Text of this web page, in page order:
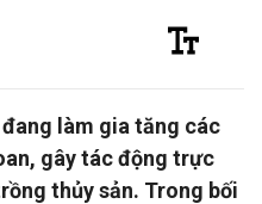
làm gia tăng các
gây tác động trực
thủy sản. Trong bối